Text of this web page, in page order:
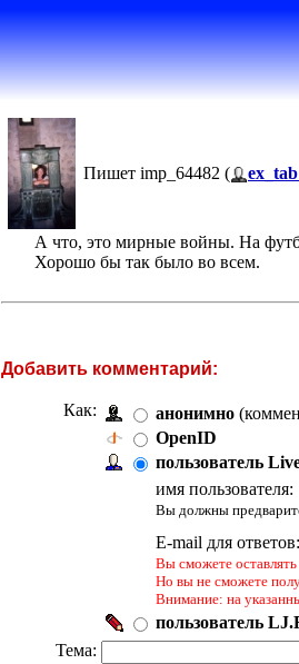
Пишет imp_64482 (
А что, это мирные войны. На
Хорошо бы так было во всем.
Добавить комментарий:
Как: анонимно
OpenID
пользователь
имя пользователя:
Вы должны
E-mail для
Вы сможете
Но вы не сможете
Внимание: на
пользователь
Тема: